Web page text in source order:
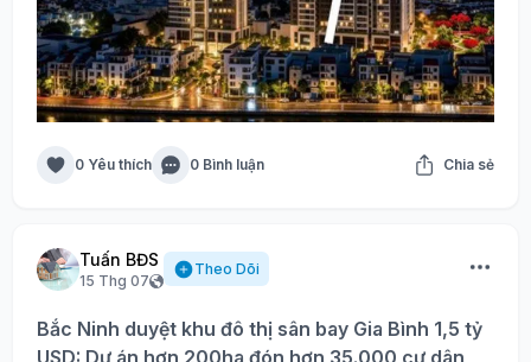
0 Yêu thích 0 Bình luận Chia sẻ
Tuấn BĐS
15 Thg 07
Theo Dõi
Bắc Ninh duyệt khu đô thị sân bay Gia Bình 1,5 tỷ
USD: Dự án hơn 200ha đón hơn 35.000 cư dân